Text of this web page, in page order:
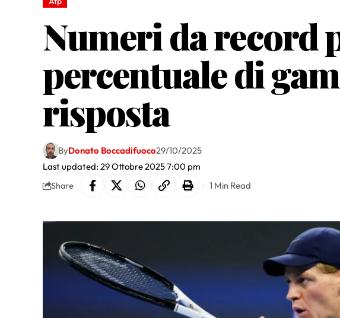
Numeri da record
percentuale di
risposta
Last updated: 29 Ottobre 2025 7:00 pm
ByDonato Boccadifuoco29/10/2025
Share 1 Min Read